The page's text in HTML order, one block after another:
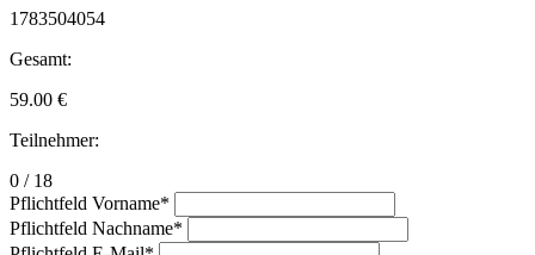
1783504054
Gesamt:
59.00 €
Teilnehmer:
0 / 18
Pflichtfeld Vorname*
Pflichtfeld Nachname*